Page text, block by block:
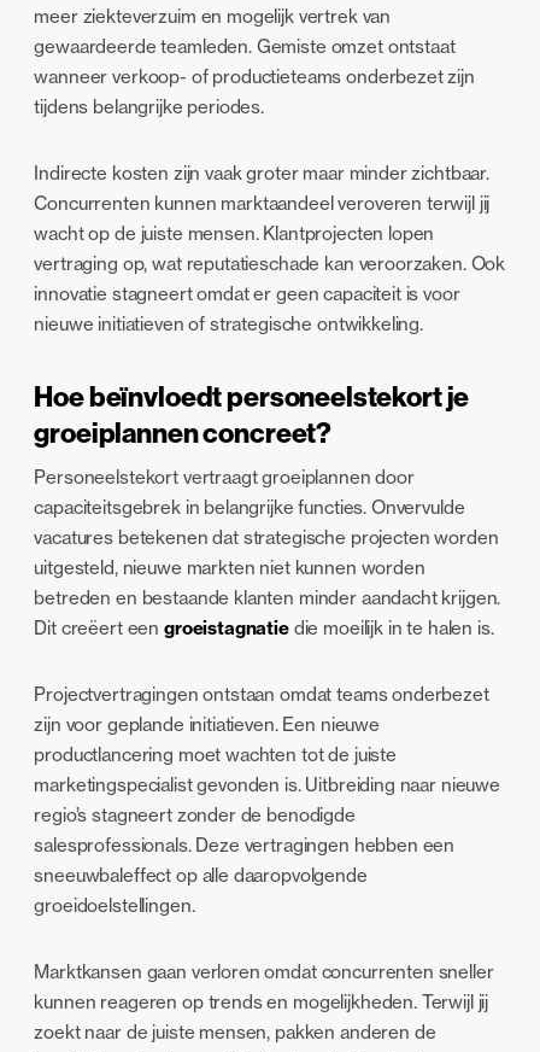
meer ziekteverzuim en mogelijk vertrek van
gewaardeerde teamleden. Gemiste omzet ontstaat
wanneer verkoop- of productieteams onderbezet zijn
tijdens belangrijke periodes.
Indirecte kosten zijn vaak groter maar minder zichtbaar.
Concurrenten kunnen marktaandeel veroveren terwijl jij
wacht op de juiste mensen. Klantprojecten lopen
vertraging op, wat reputatieschade kan veroorzaken. Ook
innovatie stagneert omdat er geen capaciteit is voor
nieuwe initiatieven of strategische ontwikkeling.
Hoe beïnvloedt personeelstekort je
groeiplannen concreet?
Personeelstekort vertraagt groeiplannen door
capaciteitsgebrek in belangrijke functies. Onvervulde
vacatures betekenen dat strategische projecten worden
uitgesteld, nieuwe markten niet kunnen worden
betreden en bestaande klanten minder aandacht krijgen.
Dit creëert een groeistagnatiedie moeilijk in te halen is.
Projectvertragingen ontstaan omdat teams onderbezet
zijn voor geplande initiatieven. Een nieuwe
productlancering moet wachten tot de juiste
marketingspecialist gevonden is. Uitbreiding naar nieuwe
regio’s stagneert zonder de benodigde
salesprofessionals. Deze vertragingen hebben een
sneeuwbaleffect op alle daaropvolgende
groeidoelstellingen.
Marktkansen gaan verloren omdat concurrenten sneller
kunnen reageren op trends en mogelijkheden. Terwijl jij
zoekt naar de juiste mensen, pakken anderen de